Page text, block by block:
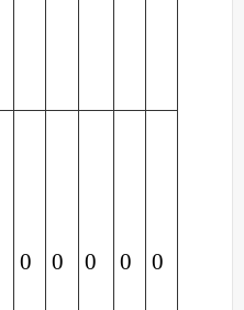
0 0 0 0 0